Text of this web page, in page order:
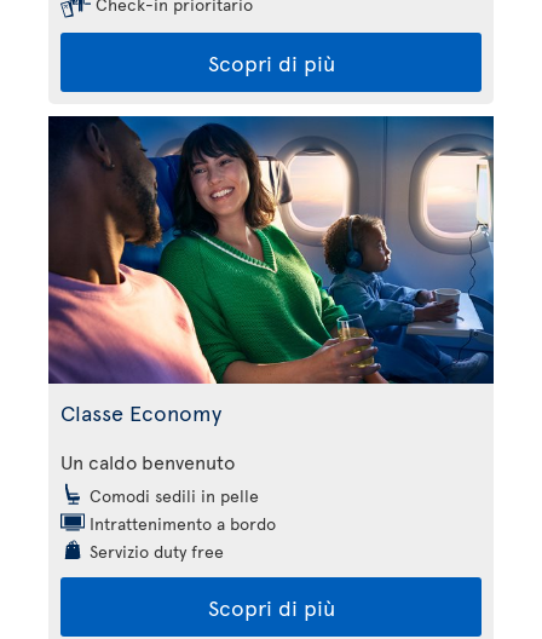
Check-in prioritario
Scopri di più
Classe Economy
Un caldo benvenuto
Comodi sedili in pelle
Intrattenimento a bordo
Servizio duty free
Scopri di più